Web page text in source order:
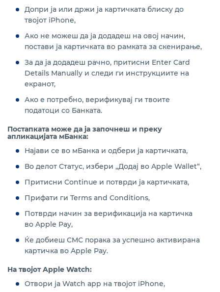
Допри ја или држи ја картичката блиску до
твојот iPhone,
Ако не можеш да ја додадеш на овој начин,
постави ја картичката во рамката за скенирање,
За да ја додадеш рачно, притисни Enter Card
Details Manually и следи ги инструкциите на
екранот,
Ако е потребно, верификувај ги твоите
податоци со Банката.
Постапката може да ја започнеш и преку
апликацијата мБанка:
Најави се во мБанка и одбери ја картичката,
Во делот Статус, избери „Додај во Apple Wallet“,
Притисни Continue и потврди ја картичката,
Прифати ги Terms and Conditions,
Потврди начин за верификација на картичка
во Apple Pay,
Ќе добиеш СМС порака за успешно активирана
картичка во Apple Pay.
На твојот Apple Watch:
Отвори ја Watch app на твојот iPhone,